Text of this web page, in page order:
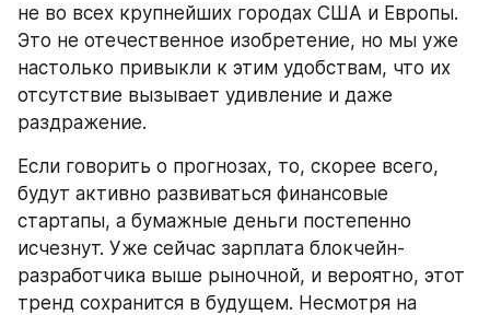
не во всех крупнейших городах США и Европы.
Это не отечественное изобретение, но мы уже
настолько привыкли к этим удобствам, что их
отсутствие вызывает удивление и даже
раздражение.
Если говорить о прогнозах, то, скорее всего,
будут активно развиваться финансовые
стартапы, а бумажные деньги постепенно
исчезнут. Уже сейчас зарплата блокчейн-
разработчика выше рыночной, и вероятно, этот
тренд сохранится в будущем. Несмотря на